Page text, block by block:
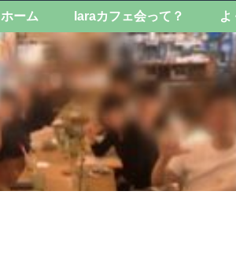
ホーム laraカフェ会って？ よ